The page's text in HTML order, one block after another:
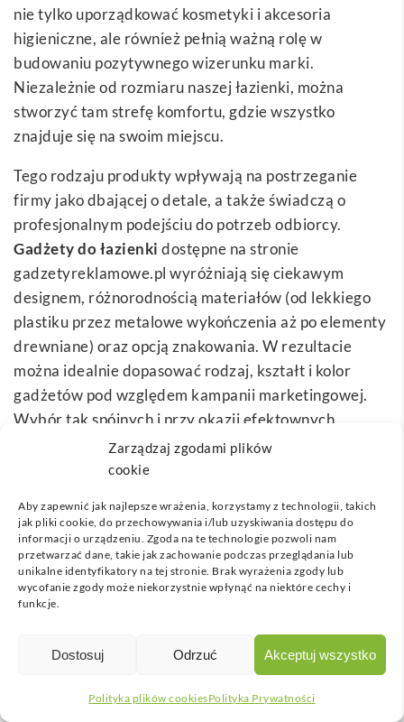
Zarządzaj zgodami plików
cookie
Aby zapewnić jak najlepsze wrażenia, korzystamy z technologii, takich
jak pliki cookie, do przechowywania i/lub uzyskiwania dostępu do
informacji o urządzeniu. Zgoda na te technologie pozwoli nam
przetwarzać dane, takie jak zachowanie podczas przeglądania lub
unikalne identyfikatory na tej stronie. Brak wyrażenia zgody lub
wycofanie zgody może niekorzystnie wpłynąć na niektóre cechy i
funkcje.
Akceptuj wszystko
Odrzuć
Dostosuj
Polityka plików cookiesPolityka Prywatności
nie tylko uporządkować kosmetyki i akcesoria
higieniczne, ale również pełnią ważną rolę w
budowaniu pozytywnego wizerunku marki.
Niezależnie od rozmiaru naszej łazienki, można
stworzyć tam strefę komfortu, gdzie wszystko
znajduje się na swoim miejscu.
Tego rodzaju produkty wpływają na postrzeganie
firmy jako dbającej o detale, a także świadczą o
profesjonalnym podejściu do potrzeb odbiorcy.
Gadżety do łazienki dostępne na stronie
gadzetyreklamowe.pl wyróżniają się ciekawym
designem, różnorodnością materiałów (od lekkiego
plastiku przez metalowe wykończenia aż po elementy
drewniane) oraz opcją znakowania. W rezultacie
można idealnie dopasować rodzaj, kształt i kolor
gadżetów pod względem kampanii marketingowej.
Wybór tak spójnych i przy okazji efektownych
przedmiotów pozwoli zachwycić klientów, zwłaszcza
tych oczekujących najwyższych standardów
Dlaczego właśnie gadżety do łazienki
robią wrażenie
Wybierając upominki z zakresugadżetów do
codzienną użyteczność z oryginalnym stylem. Mimo
że akcesoria takie jak szczotki, lusterka, uchwyty na
słuchawkę prysznicową czy przyborniki kosmetyczne